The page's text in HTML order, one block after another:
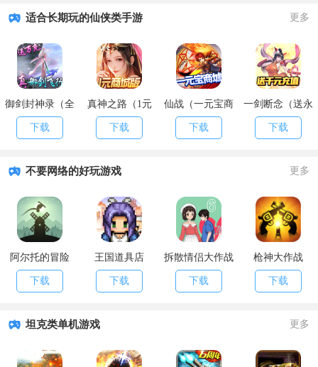
适合长期玩的仙侠类手游 更多
御剑封神录（全
民送万充）
下载
真神之路（1元
商城特权）
下载
仙战（一元宝商
城）
下载
一剑断念（送永
抽永充）
下载
不要网络的好玩游戏 更多
阿尔托的冒险
下载
王国道具店
下载
拆散情侣大作战
6
下载
枪神大作战
下载
坦克类单机游戏 更多